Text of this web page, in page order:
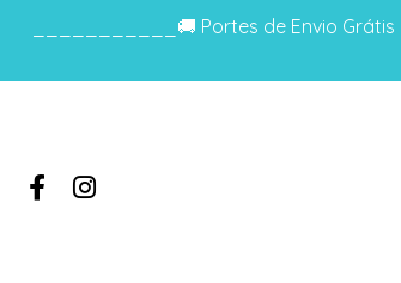
___________🚚 Portes de Envio